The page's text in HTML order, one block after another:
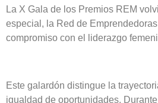
La X Gala de los Premios REM
especial, la Red de
compromiso con el liderazgo
Este galardón distingue la
igualdad de oportunidades.